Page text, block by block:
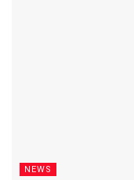
NEWS